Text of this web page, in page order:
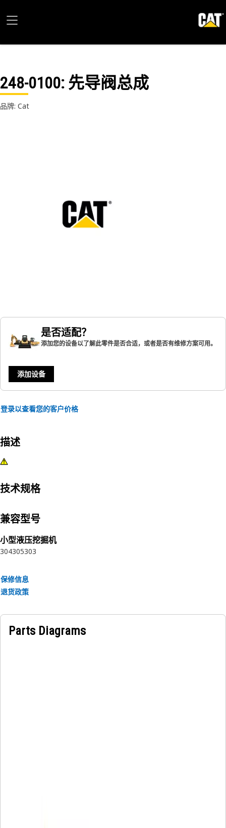
248-0100: 先导阀总成
品牌: Cat
是否适配？
添加您的设备以了解此零件是否合适，或者是否有维修方案可用。
添加设备
登录以查看您的客户价格
描述
技术规格
兼容型号
小型液压挖掘机
304305303
保修信息
退货政策
Parts Diagrams